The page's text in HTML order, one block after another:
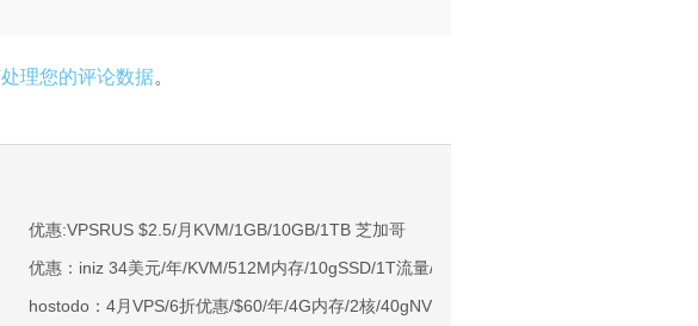
理您的评论数据。
100M不限流量/免费CNIX/支持主流AI访问
80gNVMe/4T流量
折年付8折起/新用户下单送30元
优惠:VPSRUS $2.5/月KVM/1GB/10GB/1TB 芝加哥
优惠：iniz 34美元/年/KVM/512M内存/10gSSD/1T流量/Voxility提供ddos保护
hostodo：4月VPS/6折优惠/$60/年/4G内存/2核/40gNVMe/6T流量